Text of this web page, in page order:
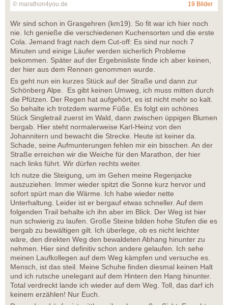
© marathon4you.de 19 Bilder
Wir sind schon in Grasgehren (km19). So fit war ich hier noch
nie. Ich genieße die verschiedenen Kuchensorten und die erste
Cola. Jemand fragt nach dem Cut-off: Es sind nur noch 7
Minuten und einige Läufer werden sicherlich Probleme
bekommen. Später auf der Ergebnisliste finde ich aber keinen,
der hier aus dem Rennen genommen wurde.
Es geht nun ein kurzes Stück auf der Straße und dann zur
Schönberg Alpe. Es gibt keinen Umweg, ich muss mitten durch
die Pfützen. Der Regen hat aufgehört, es ist nicht mehr so kalt.
So behalte ich trotzdem warme Füße. Es folgt ein schönes
Stück Singletrail zuerst im Wald, dann zwischen üppigen Blumen
bergab. Hier steht normalerweise Karl-Heinz von den
Johannitern und bewacht die Strecke. Heute ist keiner da.
Schade, seine Aufmunterungen fehlen mir ein bisschen. An der
Straße erreichen wir die Weiche für den Marathon, der hier
nach links führt. Wir dürfen rechts weiter.
Ich nutze die Steigung, um im Gehen meine Regenjacke
auszuziehen. Immer wieder spitzt die Sonne kurz hervor und
sofort spürt man die Wärme. Ich habe wieder nette
Unterhaltung. Leider ist er bergauf etwas schneller. Auf dem
folgenden Trail behalte ich ihn aber im Blick. Der Weg ist hier
nun schwierig zu laufen. Große Steine bilden hohe Stufen die es
bergab zu bewältigen gilt. Ich überlege, ob es nicht leichter
wäre, den direkten Weg den bewaldeten Abhang hinunter zu
nehmen. Hier sind definitiv schon andere gelaufen. Ich sehe
meinen Laufkollegen auf dem Weg kämpfen und versuche es.
Mensch, ist das steil. Meine Schuhe finden diesmal keinen Halt
und ich rutsche unelegant auf dem Hintern den Hang hinunter.
Total verdreckt lande ich wieder auf dem Weg. Toll, das darf ich
keinem erzählen! Nur Euch.